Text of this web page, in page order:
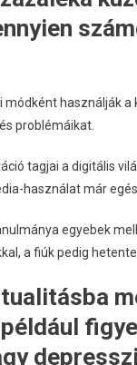
használják
problémáikat.
tagjai a digitális
használat már
egyebek
a fiúk pedig